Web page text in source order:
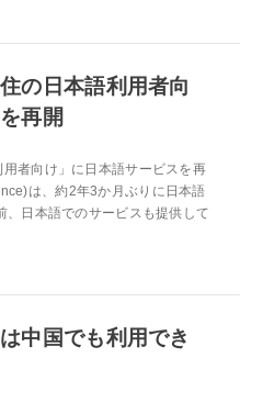
の日本語利用者向
再開
者向け」に日本語サービスを再
は、約2年3か月ぶりに日本語
、日本語でのサービスも提供して
中国でも利用でき